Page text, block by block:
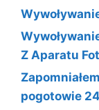
Z Aparatu
pogotowie 24